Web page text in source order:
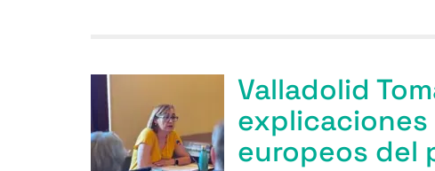
Valladolid
europeos del